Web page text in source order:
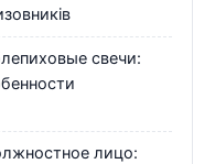
свечи:
лицо: